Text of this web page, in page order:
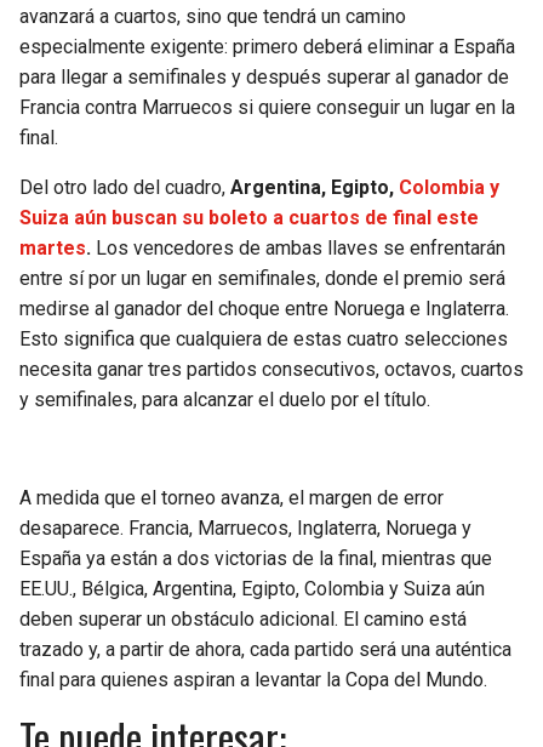
avanzará a cuartos, sino que tendrá un camino
especialmente exigente: primero deberá eliminar a España
para llegar a semifinales y después superar al ganador de
Francia contra Marruecos si quiere conseguir un lugar en la
final.
Del otro lado del cuadro, Argentina, Egipto, Colombia y
Suiza aún buscan su boleto a cuartos de final este
martes. Los vencedores de ambas llaves se enfrentarán
entre sí por un lugar en semifinales, donde el premio será
medirse al ganador del choque entre Noruega e Inglaterra.
Esto significa que cualquiera de estas cuatro selecciones
necesita ganar tres partidos consecutivos, octavos, cuartos
y semifinales, para alcanzar el duelo por el título.
A medida que el torneo avanza, el margen de error
desaparece. Francia, Marruecos, Inglaterra, Noruega y
España ya están a dos victorias de la final, mientras que
EE.UU., Bélgica, Argentina, Egipto, Colombia y Suiza aún
deben superar un obstáculo adicional. El camino está
trazado y, a partir de ahora, cada partido será una auténtica
final para quienes aspiran a levantar la Copa del Mundo.